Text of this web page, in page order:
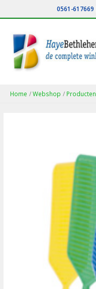
naar
inhoud
0561-617669
Home Webshop Producten